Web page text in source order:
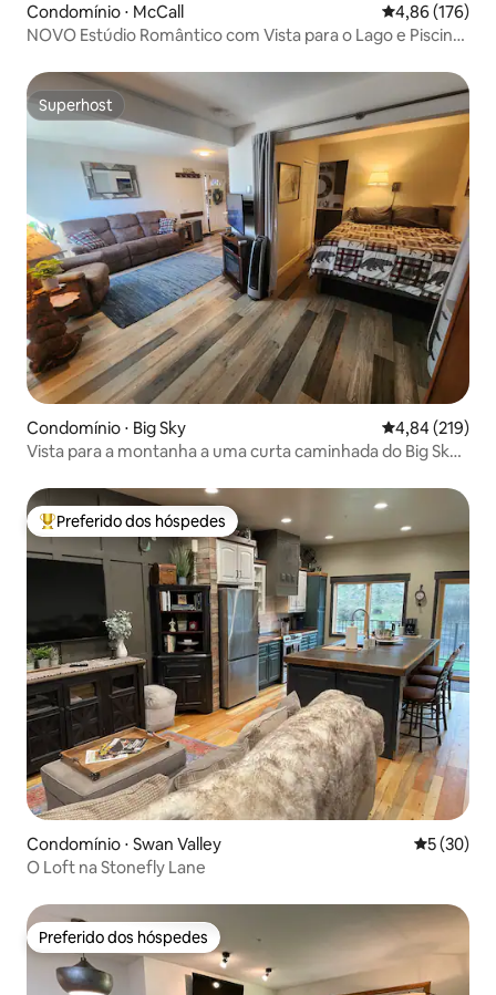
Condomínio ⋅ McCall 4,86 de uma
4,86 (176)
NOVO Estúdio Romântico com Vista para o Lago e Piscina
Superhost
Superhost
Condomínio ⋅ Big Sky 4,84 de uma
4,84 (219)
Vista para a montanha a uma curta caminhada do Big Sky
Entre os melhores preferidos dos hóspedes
Preferido dos hóspedes
Condomínio ⋅ Swan Valley 5 de uma
5 (30)
O Loft na Stonefly Lane
Preferido dos hóspedes
Preferido dos hóspedes